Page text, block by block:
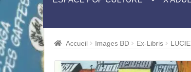
Accueil Images BD Ex-Libris